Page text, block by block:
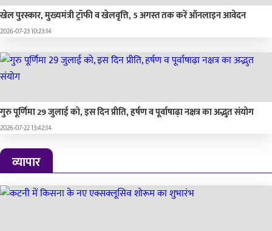
खेल पुरस्कार, मुख्यमंत्री ट्रॉफी व खेलवृत्ति, 5 अगस्त तक करें ऑनलाइन आवेदन
2026-07-23 10:23:14
गुरु पूर्णिमा 29 जुलाई को, इस दिन प्रीति, हर्षण व पूर्वाषाढ़ा नक्षत्र का अद्भुत संयोग
2026-07-22 13:42:14
व्यापार